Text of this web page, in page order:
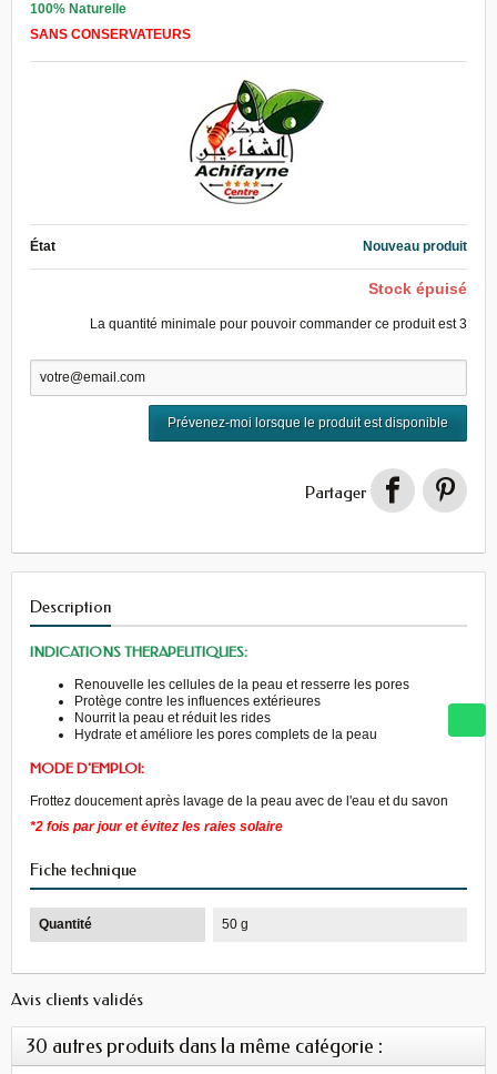
100% Naturelle
SANS CONSERVATEURS
État Nouveau produit
Stock épuisé
La quantité minimale pour pouvoir commander ce produit est3
Prévenez-moi lorsque le produit est disponible
Partager
Description
INDICATIONS THERAPEUTIQUES:
Renouvelle les cellules de la peau et resserre les pores
Protège contre les influences extérieures
Nourrit la peau et réduit les rides
Hydrate et améliore les pores complets de la peau
MODE D'EMPLOI:
Frottez doucement après lavage de la peau avec de l'eau et du savon
*2 fois par jour et évitez les raies solaire
Fiche technique
Quantité 50 g
Avis clients validés
30 autres produits dans la même catégorie :